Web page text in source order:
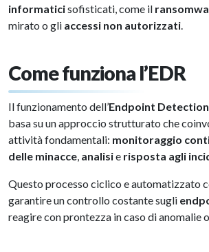
informaticisofisticati, come il
mirato o gli accessi non autorizzati.
Come funziona l’EDR
Il funzionamento dell’Endpoint
basa su un approccio strutturato che
attività fondamentali: monitoraggio
delle minacce, analisie risposta agli
Questo processo ciclico e automatizzato
garantire un controllo costante sugli
reagire con prontezza in caso di anomalie